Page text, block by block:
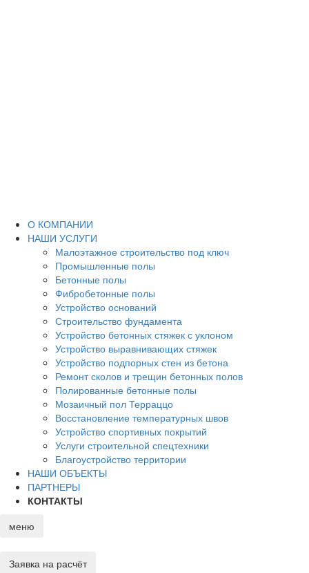
О КОМПАНИИ
НАШИ УСЛУГИ
Малоэтажное строительство под ключ
Промышленные полы
Бетонные полы
Фибробетонные полы
Устройство оснований
Строительство фундамента
Устройство бетонных стяжек с уклоном
Устройство выравнивающих стяжек
Устройство подпорных стен из бетона
Ремонт сколов и трещин бетонных полов
Полированные бетонные полы
Мозаичный пол Терраццо
Восстановление температурных швов
Устройство спортивных покрытий
Услуги строительной спецтехники
Благоустройство территории
НАШИ ОБЪЕКТЫ
ПАРТНЕРЫ
КОНТАКТЫ
меню
Заявка на расчёт